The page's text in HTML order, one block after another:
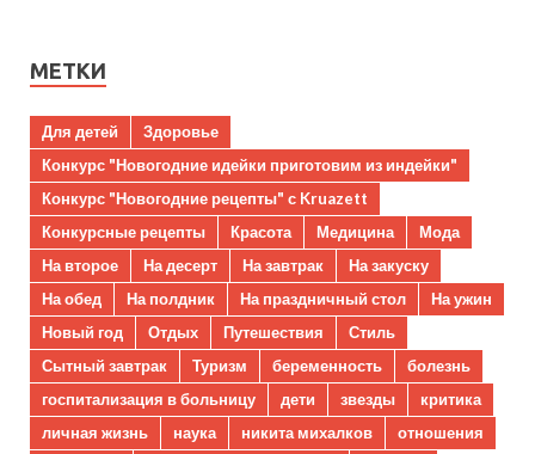
МЕТКИ
Для детей
Здоровье
Конкурс "Новогодние идейки приготовим из индейки"
Конкурс "Новогодние рецепты" с Kruazett
Конкурсные рецепты
Красота Медицина
Мода
На второе
На десерт На завтрак
На закуску
На обед
На полдник На праздничный стол
На ужин
Новый год
Отдых Путешествия
Стиль
Сытный завтрак
Туризм беременность
болезнь
госпитализация в больницу
дети звезды
критика
личная жизнь
наука никита михалков
отношения